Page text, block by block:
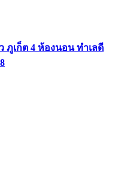
ภูเก็ต 4 ห้องนอน ทำเลดี